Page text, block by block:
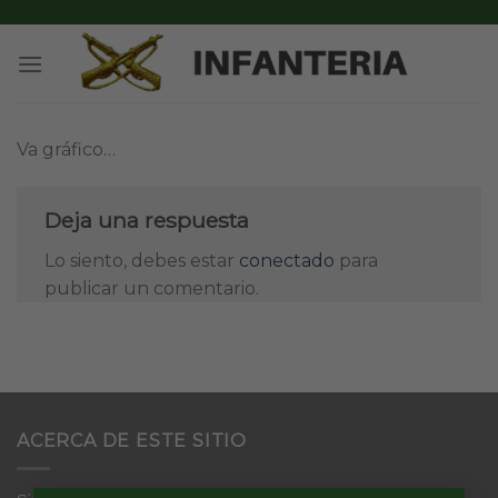
content
Va gráfico…
Deja una respuesta
Lo siento, debes estar conectado para
publicar un comentario.
ACERCA DE ESTE SITIO